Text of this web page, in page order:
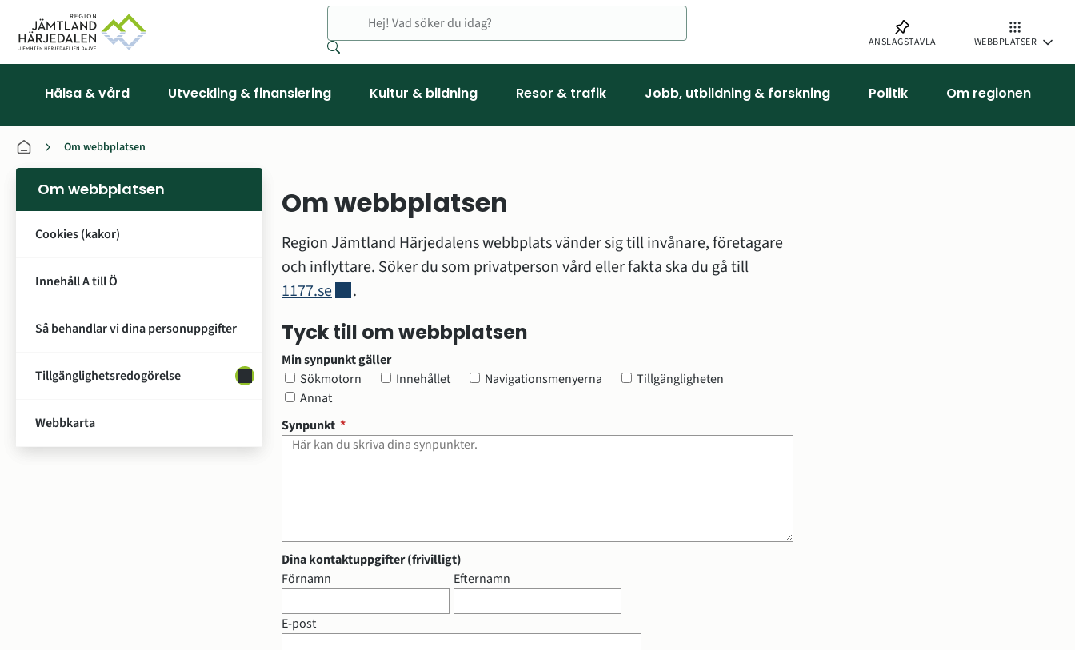
ANSLAGSTAVLA WEBBPLATSER
Hälsa & vård Utveckling & finansiering Kultur & bildning Resor & trafik Jobb, utbildning & forskning Politik Om regionen
Om webbplatsen
Om webbplatsen
Cookies (kakor)
Innehåll A till Ö
Så behandlar vi dina personuppgifter
Tillgänglighetsredogörelse Undersidor för Tillgänglighetsredogörelse
Webbkarta
Om webbplatsen
Region Jämtland Härjedalens webbplats vänder sig till invånare, företagare
1177.seLänk till annan webbplats.
.
Tyck till om webbplatsen
Min synpunkt gäller
Min synpunkt gäller
Sökmotorn
Annat
Innehållet Navigationsmenyerna Tillgängligheten
Synpunkt *(obligatorisk)
Dina kontaktuppgifter (frivilligt)
Dina kontaktuppgifter (frivilligt)
Förnamn Efternamn
E-post